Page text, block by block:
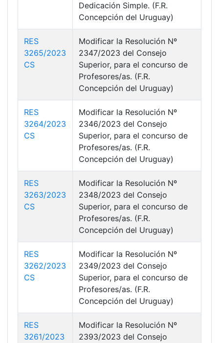
Dedicación Simple. (F.R.
Concepción del Uruguay)
RES
3265/2023
CS
Modificar la Resolución Nº
2347/2023 del Consejo
Superior, para el concurso de
Profesores/as. (F.R.
Concepción del Uruguay)
RES
3264/2023
CS
Modificar la Resolución Nº
2346/2023 del Consejo
Superior, para el concurso de
Profesores/as. (F.R.
Concepción del Uruguay)
RES
3263/2023
CS
Modificar la Resolución Nº
2348/2023 del Consejo
Superior, para el concurso de
Profesores/as. (F.R.
Concepción del Uruguay)
RES
3262/2023
CS
Modificar la Resolución Nº
2349/2023 del Consejo
Superior, para el concurso de
Profesores/as. (F.R.
Concepción del Uruguay)
RES
3261/2023
Modificar la Resolución Nº
2393/2023 del Consejo